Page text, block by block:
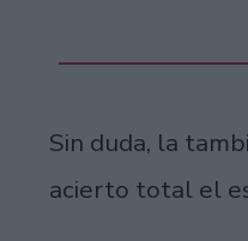
Sin duda, la
acierto total el